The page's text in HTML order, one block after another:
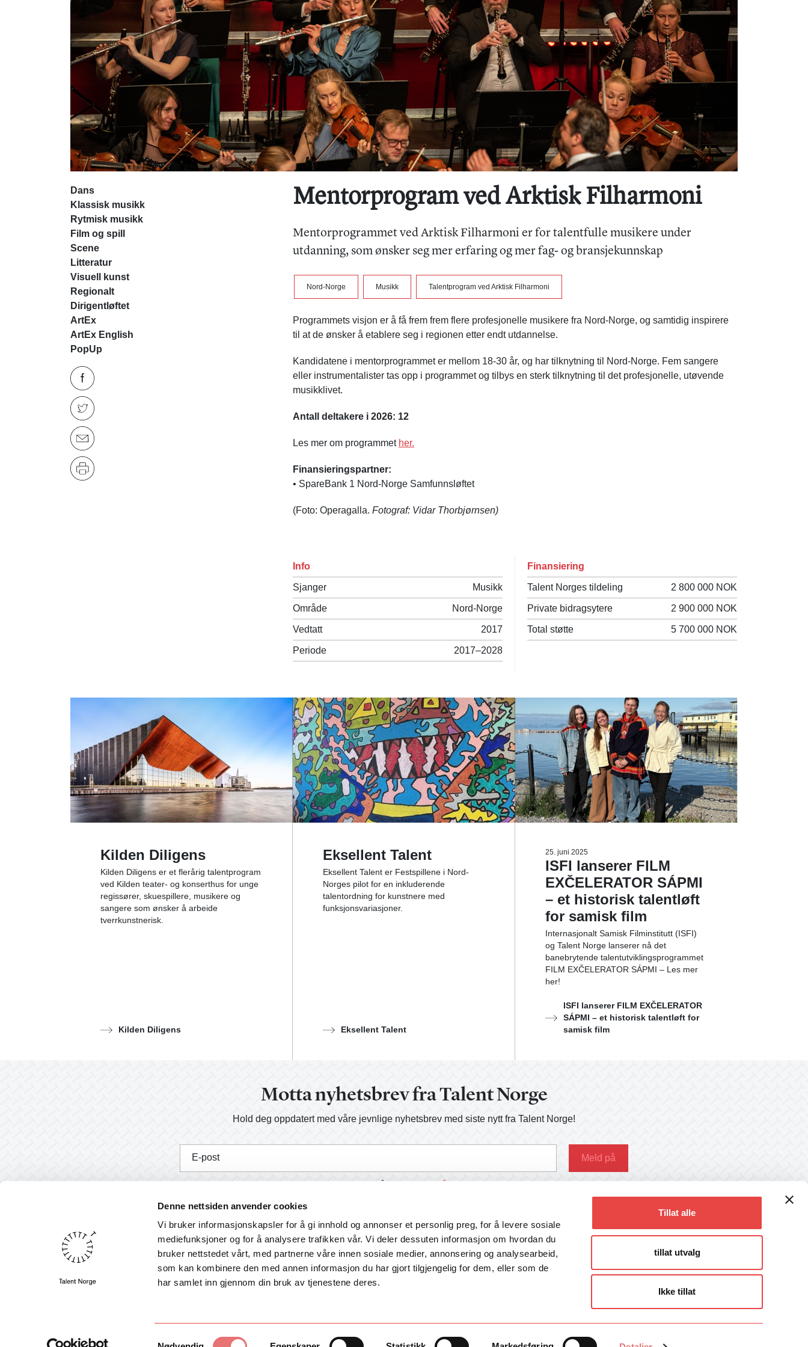
Denne nettsiden anvender cookies
Vi bruker informasjonskapsler for å gi innhold og annonser et personlig preg, for å levere sosiale
mediefunksjoner og for å analysere trafikken vår. Vi deler dessuten informasjon om hvordan du
bruker nettstedet vårt, med partnerne våre innen sosiale medier, annonsering og analysearbeid,
som kan kombinere den med annen informasjon du har gjort tilgjengelig for dem, eller som de
har samlet inn gjennom din bruk av tjenestene deres.
Samtykkevalg
Tillat alle
tillat utvalg
Ikke tillat
Dirigentløftet
ArtEx
ArtEx English
PopUp
Mentorprogram ved Arktisk Filharmoni
Mentorprogrammet ved Arktisk Filharmoni er for talentfulle musikere under
utdanning, som ønsker seg mer erfaring og mer fag- og bransjekunnskap
Nord-Norge Musikk Talentprogram ved Arktisk Filharmoni
Programmets visjon er å få frem frem flere profesjonelle musikere fra Nord-Norge, og samtidig inspirere
til at de ønsker å etablere seg i regionen etter endt utdannelse.
Kandidatene i mentorprogrammet er mellom 18-30 år, og har tilknytning til Nord-Norge. Fem sangere
eller instrumentalister tas opp i programmet og tilbys en sterk tilknytning til det profesjonelle, utøvende
musikklivet.
Antall deltakere i 2026: 12
Les mer om programmet her.
Finansieringspartner:
• SpareBank 1 Nord-Norge Samfunnsløftet
(Foto: Operagalla. Fotograf: Vidar Thorbjørnsen)
Info
Sjanger Musikk
Område Nord-Norge
Vedtatt 2017
Periode 2017–2028
Finansiering
Talent Norges tildeling 2 800 000 NOK
Private bidragsytere 2 900 000 NOK
Total støtte 5 700 000 NOK
Dans
Klassisk musikk
Rytmisk musikk
Film og spill
Scene
Litteratur
Visuell kunst
Regionalt
Dirigentløftet
ArtEx
ArtEx English
PopUp
Kilden Diligens
Kilden Diligens er et flerårig talentprogram
ved Kilden teater- og konserthus for unge
regissører, skuespillere, musikere og
sangere som ønsker å arbeide
tverrkunstnerisk.
Kilden Diligens
Eksellent Talent
Eksellent Talent er Festspillene i Nord-
Norges pilot for en inkluderende
talentordning for kunstnere med
funksjonsvariasjoner.
Eksellent Talent
25. juni 2025
ISFI lanserer FILM
EXČELERATOR SÁPMI
– et historisk talentløft
for samisk film
Internasjonalt Samisk Filminstitutt (ISFI)
og Talent Norge lanserer nå det
banebrytende talentutviklingsprogrammet
FILM EXČELERATOR SÁPMI – Les mer
her!
ISFI lanserer FILM EXČELERATOR
SÁPMI – et historisk talentløft for
samisk film
Motta nyhetsbrev fra Talent Norge
Hold deg oppdatert med våre jevnlige nyhetsbrev med siste nytt fra Talent Norge!
E-post
Nyheter
English
Søk ArtEx 2026-0267
Facebook
Twitter